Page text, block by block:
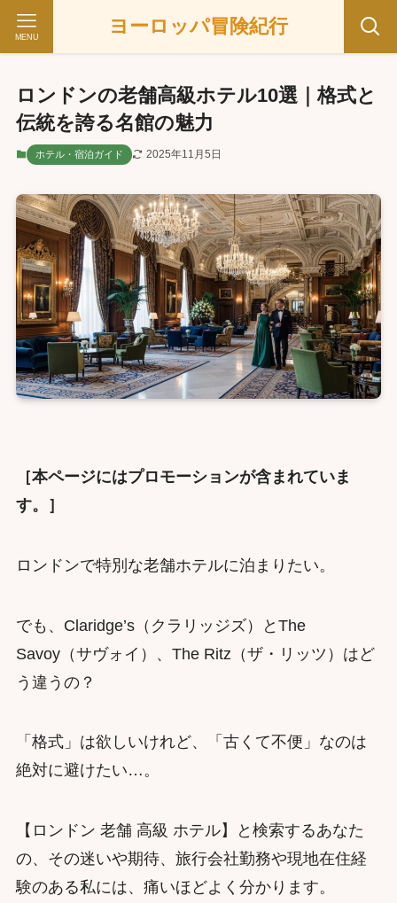
ヨーロッパ冒険紀行
MENU
ロンドンの老舗高級ホテル10選｜格式と
伝統を誇る名館の魅力
ホテル・宿泊ガイド 2025年11月5日
［本ページにはプロモーションが含まれていま
す。］
ロンドンで特別な老舗ホテルに泊まりたい。
でも、Claridge’s（クラリッジズ）とThe
Savoy（サヴォイ）、The Ritz（ザ・リッツ）はど
う違うの？
「格式」は欲しいけれど、「古くて不便」なのは
絶対に避けたい…。
【ロンドン 老舗 高級 ホテル】と検索するあなた
の、その迷いや期待、旅行会社勤務や現地在住経
験のある私には、痛いほどよく分かります。